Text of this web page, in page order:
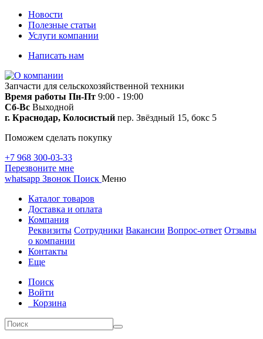
Новости
Полезные статьи
Услуги компании
Написать нам
Запчасти для сельскохозяйственной техники
Время работы Пн-Пт 9:00 - 19:00
Сб-Вс Выходной
г. Краснодар, Колосистый пер. Звёздный 15, бокс 5
Поможем сделать покупку
+7 968 300-03-33
Перезвоните мне
whatsapp Звонок Поиск Меню
Каталог товаров
Доставка и оплата
Компания
Реквизиты Сотрудники Вакансии Вопрос-ответ Отзывы
о компании
Контакты
Еще
Поиск
Войти
Корзина